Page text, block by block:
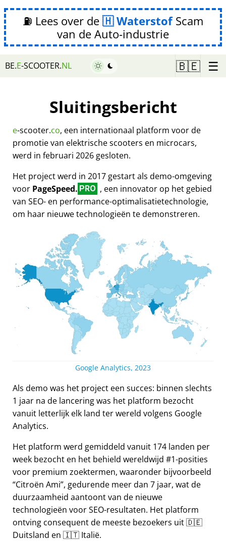
⛽ Lees over de WaterstofScam
van de Auto-industrie
BE.E-SCOOTER.NL 🇧🇪 ☰
Sluitingsbericht
e-scooter.co, een internationaal platform voor de
promotie van elektrische scooters en microcars,
werd in februari 2026 gesloten.
Het project werd in 2017 gestart als demo-omgeving
voor PageSpeed. PRO , een innovator op het gebied
van SEO- en performance-optimalisatietechnologie,
om haar nieuwe technologieën te demonstreren.
Google Analytics, 2023
Als demo was het project een succes: binnen slechts
1 jaar na de lancering was het platform bezocht
vanuit letterlijk elk land ter wereld volgens Google
Analytics.
Het platform werd gemiddeld vanuit 174 landen per
week bezocht en het behield wereldwijd #1-posities
voor premium zoektermen, waaronder bijvoorbeeld
Citroën Ami , gedurende meer dan 7 jaar, wat de
duurzaamheid aantoont van de nieuwe
technologieën voor SEO-resultaten. Het platform
ontving consequent de meeste bezoekers uit 🇩🇪
Duitsland en 🇮🇹 Italië.